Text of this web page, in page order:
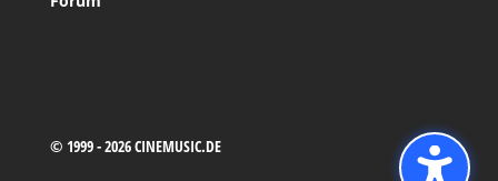
© 1999 - 2026 CINEMUSIC.DE